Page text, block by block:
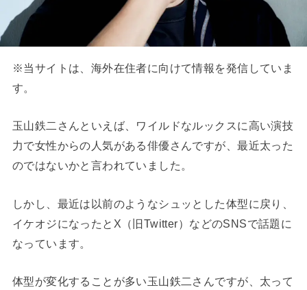
※当サイトは、海外在住者に向けて情報を発信していま
す。
玉山鉄二さんといえば、ワイルドなルックスに高い演技
力で女性からの人気がある俳優さんですが、最近太った
のではないかと言われていました。
しかし、最近は以前のようなシュッとした体型に戻り、
イケオジになったとX（旧Twitter）などのSNSで話題に
なっています。
体型が変化することが多い玉山鉄二さんですが、太って